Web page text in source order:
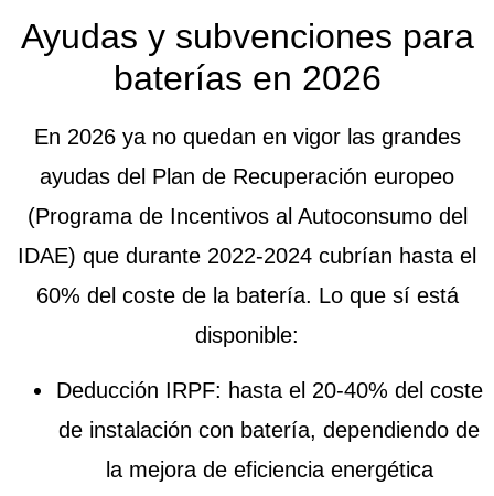
Ayudas y subvenciones para
baterías en 2026
En 2026 ya no quedan en vigor las grandes
ayudas del Plan de Recuperación europeo
(Programa de Incentivos al Autoconsumo del
IDAE) que durante 2022-2024 cubrían hasta el
60% del coste de la batería. Lo que sí está
disponible:
Deducción IRPF: hasta el 20-40% del coste
de instalación con batería, dependiendo de
la mejora de eficiencia energética